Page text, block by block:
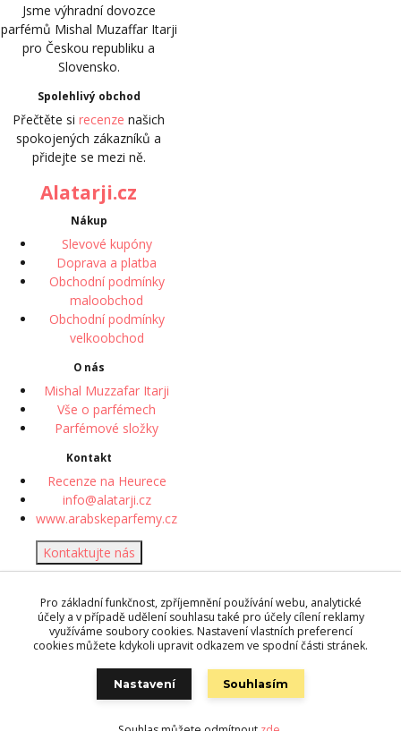
Jsme výhradní dovozce
parfémů Mishal Muzaffar Itarji
pro Českou republiku a
Slovensko.
Spolehlivý obchod
Přečtěte si recenze našich
spokojených zákazníků a
přidejte se mezi ně.
Alatarji.cz
Nákup
Slevové kupóny
Doprava a platba
Obchodní podmínky
maloobchod
Obchodní podmínky
velkoobchod
O nás
Mishal Muzzafar Itarji
Vše o parfémech
Parfémové složky
Kontakt
Recenze na Heurece
info@alatarji.cz
www.arabskeparfemy.cz
Kontaktujte nás
| Vytvořeno systémem
www.eshop-rychle.cz
Zpracování osobních údajů
úpravou svých
ochrany soukromí.
Pro základní funkčnost, zpříjemnění používání webu, analytické
účely a v případě udělení souhlasu také pro účely cílení reklamy
využíváme soubory cookies. Nastavení vlastních preferencí
cookies můžete kdykoli upravit odkazem ve spodní části stránek.
Nastavení Souhlasím